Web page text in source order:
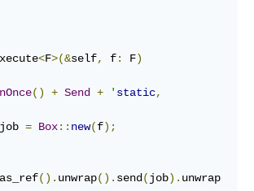
execute
<F>(&self, f: F)
() + Send + ' static,
job
= Box:: new(f);
as_ref(). unwrap(). send (job). unwrap